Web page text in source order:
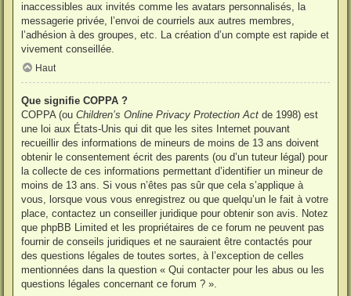
inaccessibles aux invités comme les avatars personnalisés, la
messagerie privée, l’envoi de courriels aux autres membres,
l’adhésion à des groupes, etc. La création d’un compte est rapide et
vivement conseillée.
Haut
Que signifie COPPA ?
COPPA (ou Children’s Online Privacy Protection Act de 1998) est
une loi aux États-Unis qui dit que les sites Internet pouvant
recueillir des informations de mineurs de moins de 13 ans doivent
obtenir le consentement écrit des parents (ou d’un tuteur légal) pour
la collecte de ces informations permettant d’identifier un mineur de
moins de 13 ans. Si vous n’êtes pas sûr que cela s’applique à
vous, lorsque vous vous enregistrez ou que quelqu’un le fait à votre
place, contactez un conseiller juridique pour obtenir son avis. Notez
que phpBB Limited et les propriétaires de ce forum ne peuvent pas
fournir de conseils juridiques et ne sauraient être contactés pour
des questions légales de toutes sortes, à l’exception de celles
mentionnées dans la question « Qui contacter pour les abus ou les
questions légales concernant ce forum ? ».